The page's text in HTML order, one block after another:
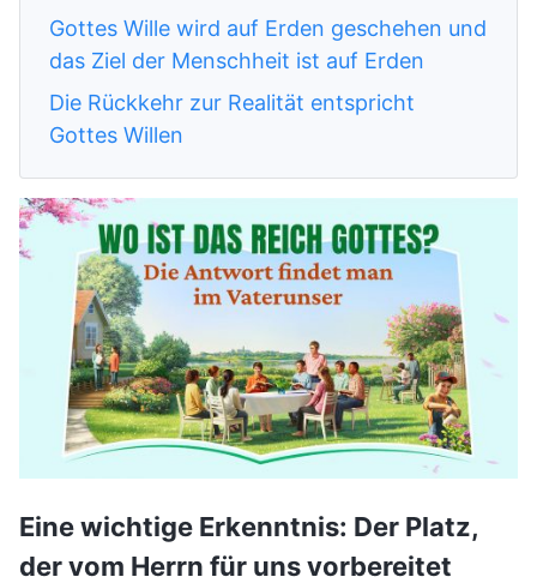
Gottes Wille wird auf Erden geschehen und
das Ziel der Menschheit ist auf Erden
Die Rückkehr zur Realität entspricht
Gottes Willen
Eine wichtige Erkenntnis: Der Platz,
der vom Herrn für uns vorbereitet